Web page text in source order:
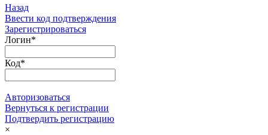
Назад
Ввести код подтверждения
Зарегистрироваться
Логин*
Код*
Авторизоваться
Вернуться к регистрации
Подтвердить регистрацию
×